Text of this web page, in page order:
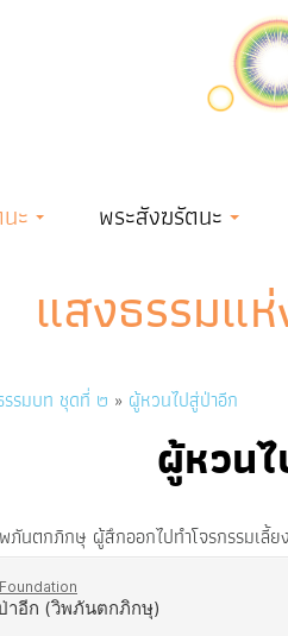
ะ พระสังฆรัตนะ
แสงธรรมแ
รมบท ชุดที่ ๒ ผู้หวนไปสู่ป่าอีก
ผู้หวน
ภันตกภิกษุ ผู้สึกออกไปทำโจรกรรมเลี้ย